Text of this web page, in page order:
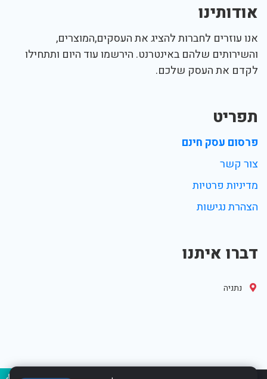
אודותינו
אנו עוזרים לחברות להציג את העסקים,המוצרים,
והשירותים שלהם באינטרנט. הירשמו עוד היום ותתחילו
לקדם את העסק שלכם.
תפריט
פרסום עסק חינם
צור קשר
מדיניות פרטיות
הצהרת נגישות
דברו איתנו
נתניה